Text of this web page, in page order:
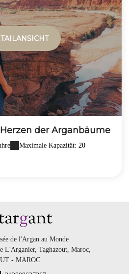
der Arganbäume
Maximale Kapazität: 20
de l'Argan au Monde
L'Arganier, Taghazout, Maroc,
- MAROC